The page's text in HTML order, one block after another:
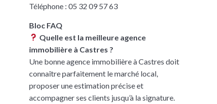
Téléphone : 05 32 09 57 63
Bloc FAQ
Quelle est la meilleure agence
immobilière à Castres ?
Une bonne agence immobilière à Castres doit
connaître parfaitement le marché local,
proposer une estimation précise et
accompagner ses clients jusqu’à la signature.